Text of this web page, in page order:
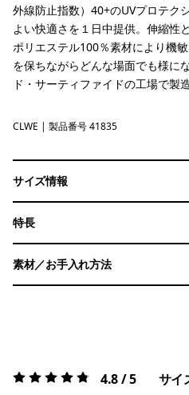
外線防止指数）40+のUVプロテク
よい快適さを１日中提供。伸縮性
ポリエステル100％素材により機
を保ちながらどんな場面でも様に
ド・サーティファイドの工場で製
Coastal Edge: Weathered Stone
CLWE | 製品番号 41835
サイズ情報
特長
素材／お手入れ方法
評価:4.8 / 5 4.8 / 5 サイ